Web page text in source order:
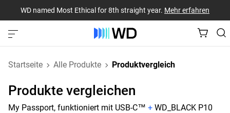
WD named Most Ethical for 8th straight year. Mehr erfahren
Startseite Alle Produkte Produktvergleich
Produkte vergleichen
My Passport, funktioniert mit USB-C™ + WD_BLACK P10